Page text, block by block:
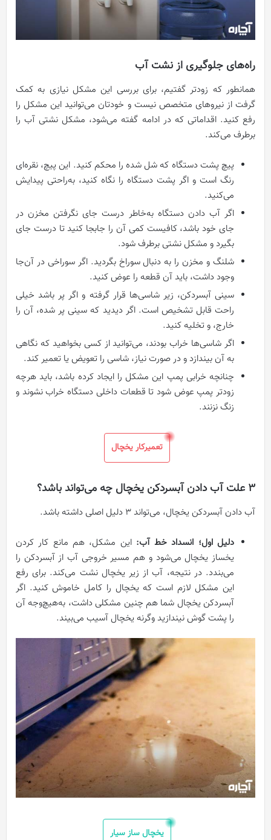
راه‌های جلوگیری از نشت آب
همانطور که زودتر گفتیم، برای بررسی این مشکل نیازی به کمک
گرفت از نیروهای متخصص نیست و خودتان می‌توانید این مشکل را
رفع کنید. اقداماتی که در ادامه گفته می‌شود، مشکل نشتی آب را
برطرف می‌کند.
پیچ پشت دستگاه که شل شده را محکم کنید. این پیچ، نقره‌ای
رنگ است و اگر پشت دستگاه را نگاه کنید، به‌راحتی پیدایش
می‌کنید.
اگر آب دادن دستگاه به‌خاطر درست جای نگرفتن مخزن در
جای خود باشد، کافیست کمی آن را جابجا کنید تا درست جای
بگیرد و مشکل نشتی برطرف شود.
شلنگ و مخزن را به دنبال سوراخ بگردید. اگر سوراخی در آن‌جا
وجود داشت، باید آن قطعه را عوض کنید.
سینی آبسردکن، زیر شاسی‌ها قرار گرفته و اگر پر باشد خیلی
راحت قابل تشخیص است. اگر دیدید که سینی پر شده، آن را
خارج، و تخلیه کنید.
اگر شاسی‌ها خراب بودند، می‌توانید از کسی بخواهید که نگاهی
به آن بیندازد و در صورت نیاز، شاسی را تعویض یا تعمیر کند.
چنانچه خرابی پمپ این مشکل را ایجاد کرده باشد، باید هرچه
زودتر پمپ عوض شود تا قطعات داخلی دستگاه خراب نشوند و
زنگ نزنند.
تعمیرکار یخچال
3 علت آب دادن آبسردکن یخچال چه می‌تواند باشد؟
آب دادن آبسردکن یخچال، می‌تواند ۳ دلیل اصلی داشته باشد.
دلیل اول؛ انسداد خط آب:‌ این مشکل، هم مانع کار کردن
یخساز یخچال می‌شود و هم مسیر خروجی آب از آبسردکن را
می‌بندد. در نتیجه، آب از زیر یخچال نشت می‌کند. برای رفع
این مشکل لازم است که یخچال را کامل خاموش کنید. اگر
آبسردکن یخچال شما هم چنین مشکلی داشت، به‌هیچ‌وجه آن
را پشت گوش نیندازید وگرنه یخچال آسیب می‌بیند.
یخچال ساز سیار